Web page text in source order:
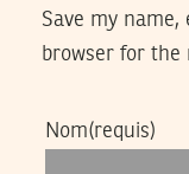
Save my
browser for the
Nom(requis)